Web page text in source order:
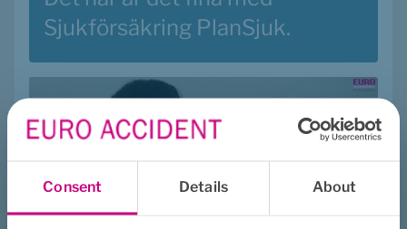
Consent Details About
Sjukförsäkring PlanSjuk.